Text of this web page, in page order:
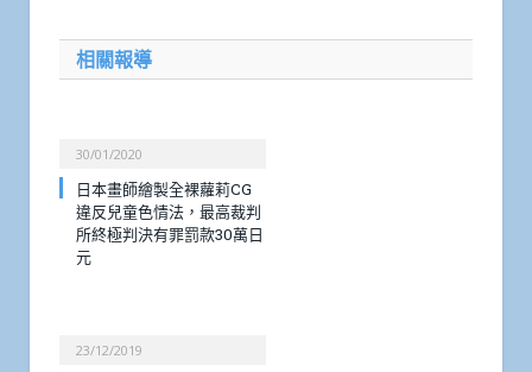
相關報導
30/01/2020
日本畫師繪製全裸蘿莉CG
違反兒童色情法，最高裁判
所終極判決有罪罰款30萬日
元
23/12/2019